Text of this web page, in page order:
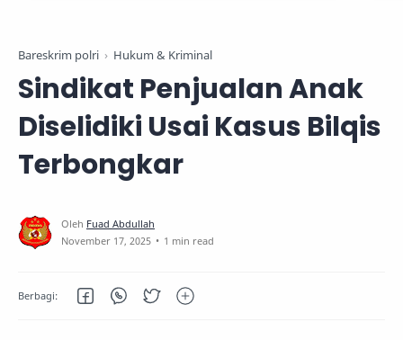
Bareskrim polri Hukum & Kriminal
Sindikat Penjualan Anak
Diselidiki Usai Kasus Bilqis
Terbongkar
1 min read